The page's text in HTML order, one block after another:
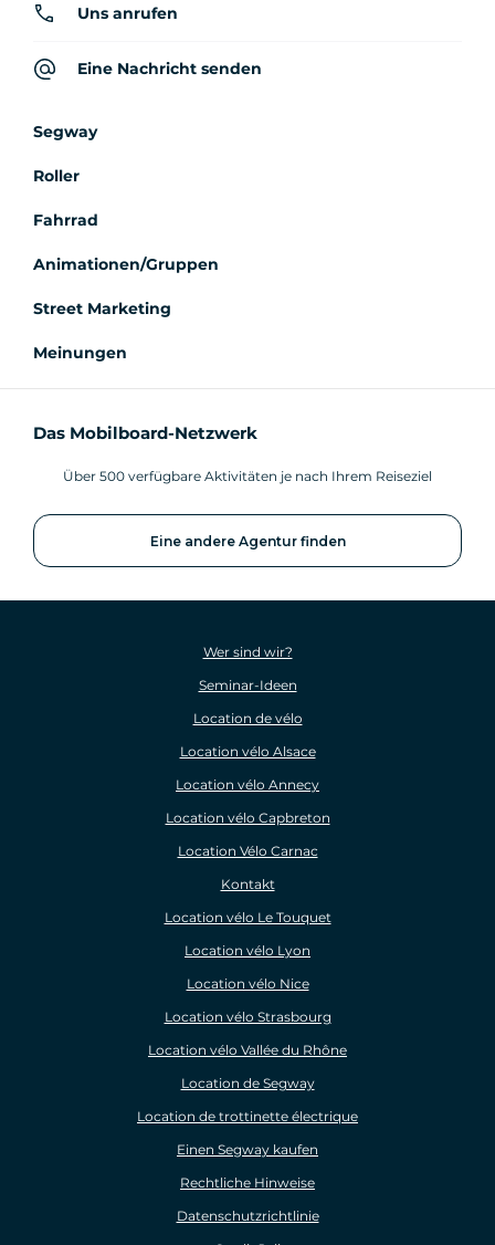
Uns anrufen
Eine Nachricht senden
Segway
Roller
Fahrrad
Animationen/Gruppen
Street Marketing
Meinungen
Das Mobilboard-Netzwerk
Über 500 verfügbare Aktivitäten je nach Ihrem Reiseziel
Eine andere Agentur finden
Wer sind wir?
Seminar-Ideen
Location de vélo
Location vélo Alsace
Location vélo Annecy
Location vélo Capbreton
Location Vélo Carnac
Kontakt
Location vélo Le Touquet
Location vélo Lyon
Location vélo Nice
Location vélo Strasbourg
Location vélo Vallée du Rhône
Location de Segway
Location de trottinette électrique
Einen Segway kaufen
Rechtliche Hinweise
Datenschutzrichtlinie